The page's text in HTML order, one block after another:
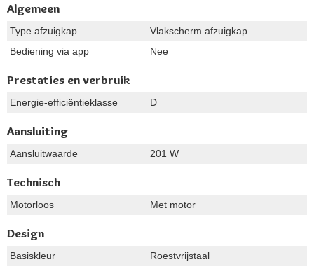
Algemeen
Type afzuigkap
Vlakscherm afzuigkap
Bediening via app
Nee
Prestaties en verbruik
Energie-efficiëntieklasse D
Aansluiting
Aansluitwaarde 201 W
Technisch
Motorloos Met motor
Design
Basiskleur
Roestvrijstaal